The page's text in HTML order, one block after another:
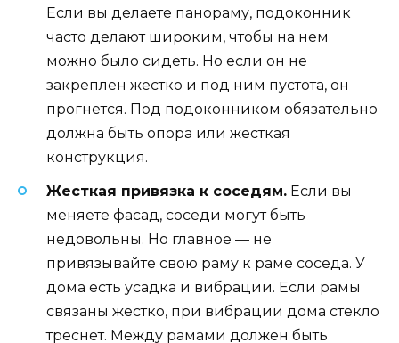
Если вы делаете панораму, подоконник
часто делают широким, чтобы на нем
можно было сидеть. Но если он не
закреплен жестко и под ним пустота, он
прогнется. Под подоконником обязательно
должна быть опора или жесткая
конструкция.
Жесткая привязка к соседям. Если вы
меняете фасад, соседи могут быть
недовольны. Но главное — не
привязывайте свою раму к раме соседа. У
дома есть усадка и вибрации. Если рамы
связаны жестко, при вибрации дома стекло
треснет. Между рамами должен быть